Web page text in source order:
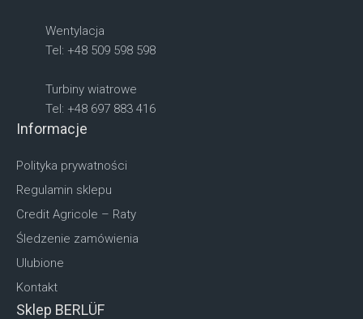
Wentylacja
Tel: +48 509 598 598
Turbiny wiatrowe
Tel: +48 697 883 416
Informacje
Polityka prywatności
Regulamin sklepu
Credit Agricole – Raty
Śledzenie zamówienia
Ulubione
Kontakt
Sklep BERLÜF